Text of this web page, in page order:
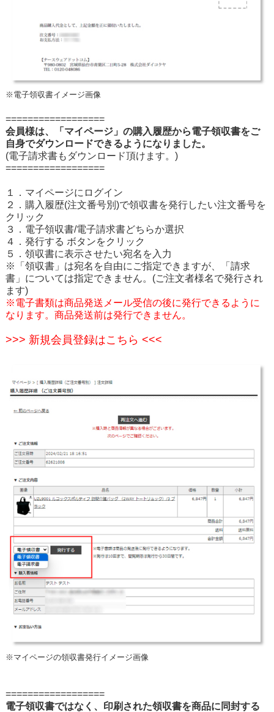
※電子領収書イメージ画像
==================
会員様は、「マイページ」の購入履歴から電子領収書をご
自身でダウンロードできるようになりました。
(電子請求書もダウンロード頂けます。)
==================
１．マイページにログイン
２．購入履歴(注文番号別)で領収書を発行したい注文番号を
クリック
３．電子領収書/電子請求書どちらか選択
４．発行する ボタンをクリック
５．領収書に表示させたい宛名を入力
※「領収書」は宛名を自由にご指定できますが、「請求
書」については指定できません。(ご注文者様名で発行され
ます)
※電子書類は商品発送メール受信の後に発行できるように
なります。 商品発送前は発行できません。
>>> 新規会員登録はこちら <<<
※マイページの領収書発行イメージ画像
==================
電子領収書ではなく、印刷された領収書を商品に同封する